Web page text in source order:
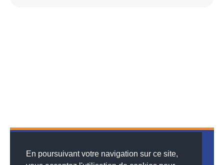
En poursuivant votre navigation sur ce site,